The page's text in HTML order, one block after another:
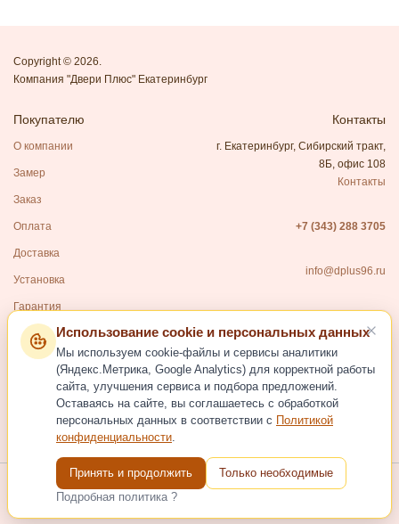
Copyright © 2026.
Компания "Двери Плюс" Екатеринбург
Покупателю
О компании
Замер
Заказ
Оплата
Доставка
Установка
Гарантия
Контакты
г. Екатеринбург, Сибирский тракт,
8Б, офис 108
Контакты
+7 (343) 288 3705
info@dplus96.ru
Каталог
Входные двери
Межкомнатные двери
Фурнитура для дверей
Использование cookie и персональных данных
Мы используем cookie-файлы и сервисы аналитики
(Яндекс.Метрика, Google Analytics) для корректной работы
сайта, улучшения сервиса и подбора предложений.
Оставаясь на сайте, вы соглашаетесь с обработкой
персональных данных в соответствии с
Политикой
конфиденциальности.
Принять и продолжить
Только необходимые
Подробная политика ?